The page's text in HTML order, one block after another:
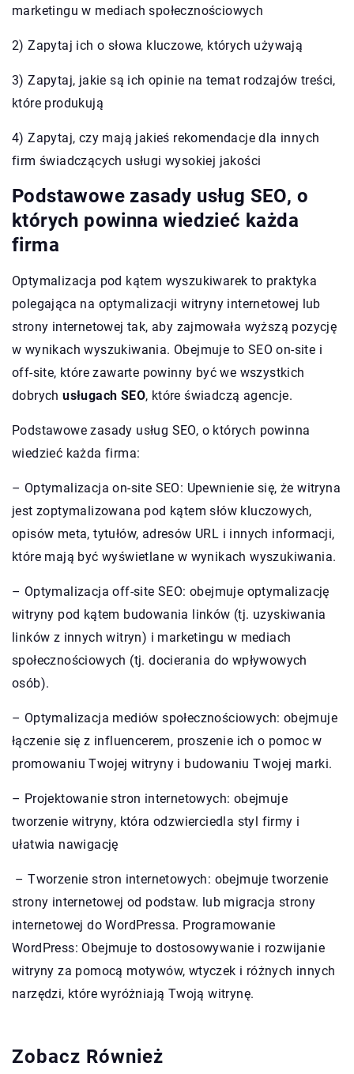
marketingu w mediach społecznościowych
2) Zapytaj ich o słowa kluczowe, których używają
3) Zapytaj, jakie są ich opinie na temat rodzajów treści,
które produkują
4) Zapytaj, czy mają jakieś rekomendacje dla innych
firm świadczących usługi wysokiej jakości
Podstawowe zasady usług SEO, o
których powinna wiedzieć każda
firma
Optymalizacja pod kątem wyszukiwarek to praktyka
polegająca na optymalizacji witryny internetowej lub
strony internetowej tak, aby zajmowała wyższą pozycję
w wynikach wyszukiwania. Obejmuje to SEO on-site i
off-site, które zawarte powinny być we wszystkich
dobrychusługach SEO, które świadczą agencje.
Podstawowe zasady usług SEO, o których powinna
wiedzieć każda firma:
– Optymalizacja on-site SEO: Upewnienie się, że witryna
jest zoptymalizowana pod kątem słów kluczowych,
opisów meta, tytułów, adresów URL i innych informacji,
które mają być wyświetlane w wynikach wyszukiwania.
– Optymalizacja off-site SEO: obejmuje optymalizację
witryny pod kątem budowania linków (tj. uzyskiwania
linków z innych witryn) i marketingu w mediach
społecznościowych (tj. docierania do wpływowych
osób).
– Optymalizacja mediów społecznościowych: obejmuje
łączenie się z influencerem, proszenie ich o pomoc w
promowaniu Twojej witryny i budowaniu Twojej marki.
– Projektowanie stron internetowych: obejmuje
tworzenie witryny, która odzwierciedla styl firmy i
ułatwia nawigację
– Tworzenie stron internetowych: obejmuje tworzenie
strony internetowej od podstaw. lub migracja strony
internetowej do WordPressa. Programowanie
WordPress: Obejmuje to dostosowywanie i rozwijanie
witryny za pomocą motywów, wtyczek i różnych innych
narzędzi, które wyróżniają Twoją witrynę.
Zobacz Również